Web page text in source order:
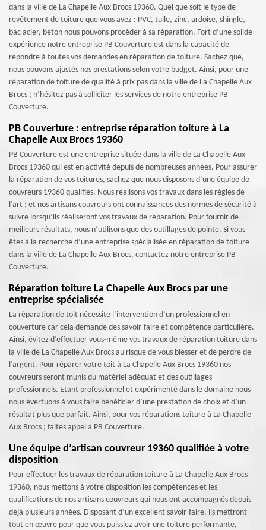
dans la ville de La Chapelle Aux Brocs 19360. Quel que soit le type de
revêtement de toiture que vous avez : PVC, tuile, zinc, ardoise, shingle,
bac acier, béton nous pouvons procéder à sa réparation. Fort d’une solide
expérience notre entreprise PB Couverture est dans la capacité de
répondre à toutes vos demandes en réparation de toiture. Sachez que,
nous pouvons ajustés nos prestations selon votre budget. Ainsi, pour une
réparation de toiture de qualité à prix pas dans la ville de La Chapelle Aux
Brocs ; n’hésitez pas à solliciter les services de notre entreprise PB
Couverture.
PB Couverture : entreprise réparation toiture à La
Chapelle Aux Brocs 19360
PB Couverture est une entreprise située dans la ville de La Chapelle Aux
Brocs 19360 qui est en activité depuis de nombreuses années. Pour assurer
la réparation de vos toitures, sachez que nous disposons d’une équipe de
couvreurs 19360 qualifiés. Nous réalisons vos travaux dans les règles de
l’art ; et nos artisans couvreurs ont connaissances des normes de sécurité à
suivre lorsqu’ils réaliseront vos travaux de réparation. Pour fournir de
meilleurs résultats, nous n’utilisons que des outillages de pointe. Si vous
êtes à la recherche d’une entreprise spécialisée en réparation de toiture
dans la ville de La Chapelle Aux Brocs, contactez notre entreprise PB
Couverture.
Réparation toiture La Chapelle Aux Brocs par une
entreprise spécialisée
La réparation de toit nécessite l’intervention d’un professionnel en
couverture car cela demande des savoir-faire et compétence particulière.
Ainsi, évitez d’effectuer vous-même vos travaux de réparation toiture dans
la ville de La Chapelle Aux Brocs au risque de vous blesser et de perdre de
l’argent. Pour réparer votre toit à La Chapelle Aux Brocs 19360 nos
couvreurs seront munis du matériel adéquat et des outillages
professionnels. Etant professionnel et expérimenté dans le domaine nous
nous évertuons à vous faire bénéficier d’une prestation de choix et d’un
résultat plus que parfait. Ainsi, pour vos réparations toiture à La Chapelle
Aux Brocs ; faites appel à PB Couverture.
Une équipe d’artisan couvreur 19360 qualifiée à votre
disposition
Pour effectuer les travaux de réparation toiture à La Chapelle Aux Brocs
19360, nous mettons à votre disposition les compétences et les
qualifications de nos artisans couvreurs qui nous ont accompagnés depuis
déjà plusieurs années. Disposant d’un excellent savoir-faire, ils mettront
tout en œuvre pour que vous puissiez avoir une toiture performante,